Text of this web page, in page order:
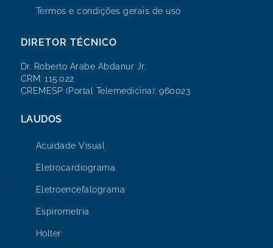
Termos e condições gerais de uso
DIRETOR TÉCNICO
Dr. Roberto Arabe Abdanur Jr.
CRM: 115.022
CREMESP (Portal Telemedicina): 960023
LAUDOS
Acuidade Visual
Eletrocardiograma
Eletroencefalograma
Espirometria
Holter